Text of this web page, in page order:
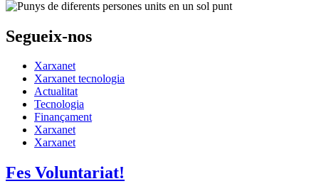
Segueix-nos
Xarxanet
Xarxanet tecnologia
Actualitat
Tecnologia
Finançament
Xarxanet
Xarxanet
Fes Voluntariat!